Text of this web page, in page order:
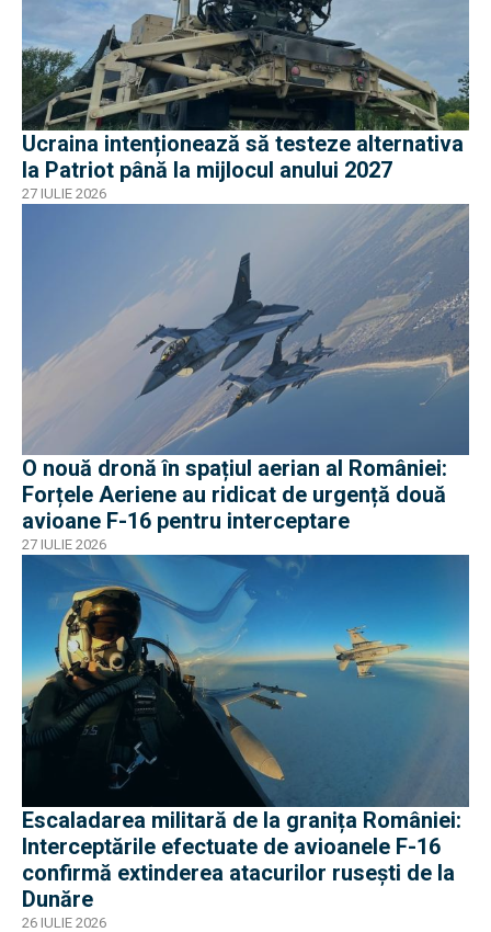
Ucraina intenționează să testeze alternativa
la Patriot până la mijlocul anului 2027
27 IULIE 2026
O nouă dronă în spațiul aerian al României:
Forțele Aeriene au ridicat de urgență două
avioane F-16 pentru interceptare
27 IULIE 2026
Escaladarea militară de la granița României:
Interceptările efectuate de avioanele F-16
confirmă extinderea atacurilor rusești de la
Dunăre
26 IULIE 2026